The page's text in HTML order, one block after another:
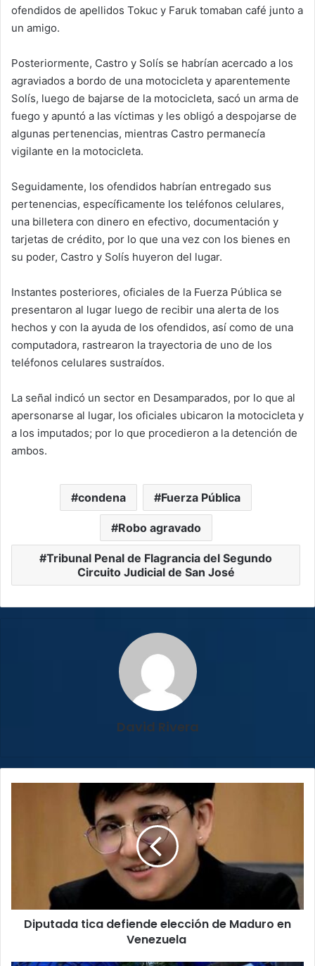
ofendidos de apellidos Tokuc y Faruk tomaban café junto a
un amigo.
Posteriormente, Castro y Solís se habrían acercado a los
agraviados a bordo de una motocicleta y aparentemente
Solís, luego de bajarse de la motocicleta, sacó un arma de
fuego y apuntó a las víctimas y les obligó a despojarse de
algunas pertenencias, mientras Castro permanecía
vigilante en la motocicleta.
Seguidamente, los ofendidos habrían entregado sus
pertenencias, específicamente los teléfonos celulares,
una billetera con dinero en efectivo, documentación y
tarjetas de crédito, por lo que una vez con los bienes en
su poder, Castro y Solís huyeron del lugar.
Instantes posteriores, oficiales de la Fuerza Pública se
presentaron al lugar luego de recibir una alerta de los
hechos y con la ayuda de los ofendidos, así como de una
computadora, rastrearon la trayectoria de uno de los
teléfonos celulares sustraídos.
La señal indicó un sector en Desamparados, por lo que al
apersonarse al lugar, los oficiales ubicaron la motocicleta y
a los imputados; por lo que procedieron a la detención de
ambos.
condena Fuerza Pública
Robo agravado
Tribunal Penal de Flagrancia del Segundo
Circuito Judicial de San José
David Rivera
Venezuela
Diputada tica defiende elección de Maduro en
Venezuela